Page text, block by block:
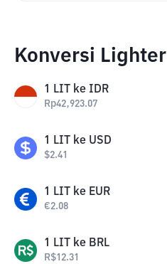
Konversi Lighter
1 LIT ke IDR
Rp42,923.07
1 LIT ke USD
$2.41
1 LIT ke EUR
€2.08
1 LIT ke BRL
R$12.31